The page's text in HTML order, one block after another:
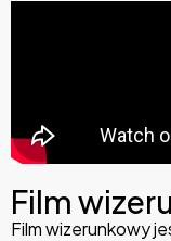
Film
Film wizerunkowy